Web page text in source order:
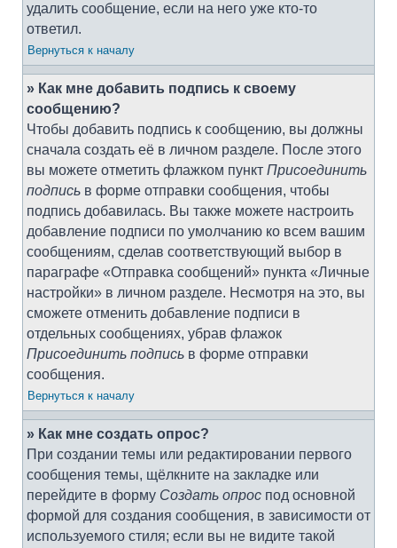
удалить сообщение, если на него уже кто-то
ответил.
Вернуться к началу
» Как мне добавить подпись к своему
сообщению?
Чтобы добавить подпись к сообщению, вы должны
сначала создать её в личном разделе. После этого
вы можете отметить флажком пункт Присоединить
подпись в форме отправки сообщения, чтобы
подпись добавилась. Вы также можете настроить
добавление подписи по умолчанию ко всем вашим
сообщениям, сделав соответствующий выбор в
параграфе «Отправка сообщений» пункта «Личные
настройки» в личном разделе. Несмотря на это, вы
сможете отменить добавление подписи в
отдельных сообщениях, убрав флажок
Присоединить подпись в форме отправки
сообщения.
Вернуться к началу
» Как мне создать опрос?
При создании темы или редактировании первого
сообщения темы, щёлкните на закладке или
перейдите в форму Создать опрос под основной
формой для создания сообщения, в зависимости от
используемого стиля; если вы не видите такой